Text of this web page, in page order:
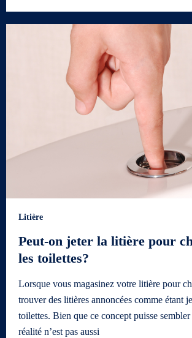
Litière
Peut-on jeter la litière pour
les toilettes?
Lorsque vous magasinez votre litière pour
trouver des litières annoncées comme étant
toilettes. Bien que ce concept puisse
réalité n’est pas aussi